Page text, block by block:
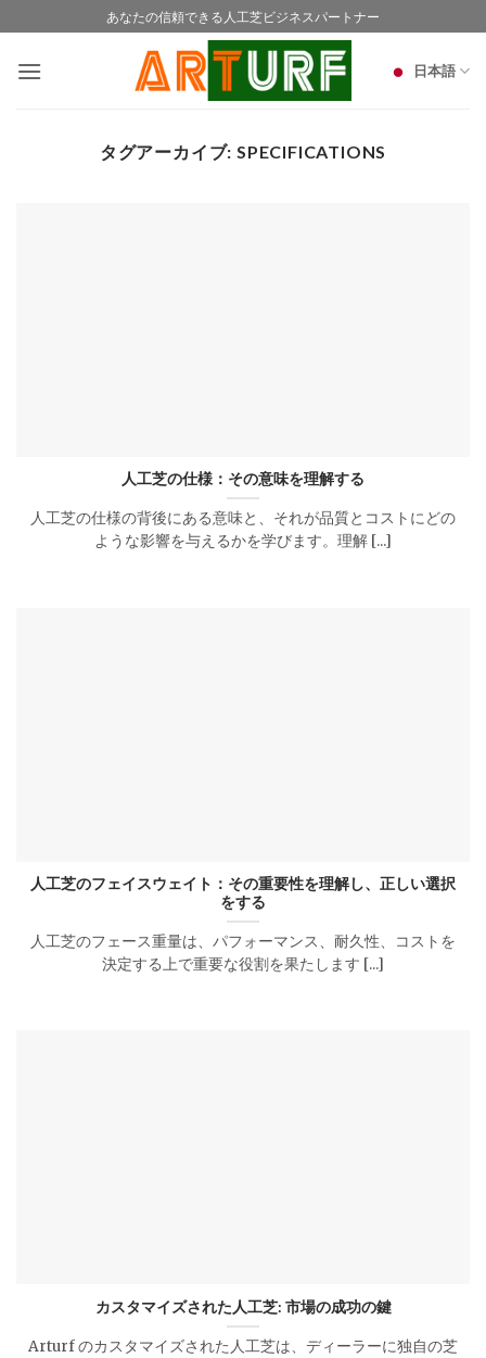
to
content
あなたの信頼できる人工芝ビジネスパートナー
日本語
タグアーカイブ: SPECIFICATIONS
人工芝の仕様：その意味を理解する
人工芝の仕様の背後にある意味と、それが品質とコストにどの
ような影響を与えるかを学びます。理解 [...]
人工芝のフェイスウェイト：その重要性を理解し、正しい選択
をする
人工芝のフェース重量は、パフォーマンス、耐久性、コストを
決定する上で重要な役割を果たします [...]
カスタマイズされた人工芝: 市場の成功の鍵
Arturf のカスタマイズされた人工芝は、ディーラーに独自の芝